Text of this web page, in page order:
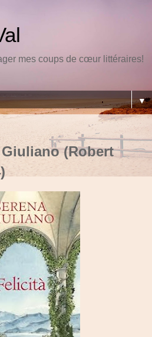
mes coups de cœur littéraires!
▼
(Robert